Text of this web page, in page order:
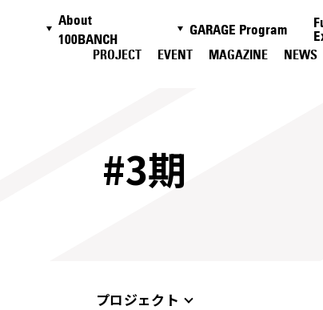
About
100BANCH
GARAGE Program
PROJECT
EVENT MAGAZINE NEWS
#3期
プロジェクト